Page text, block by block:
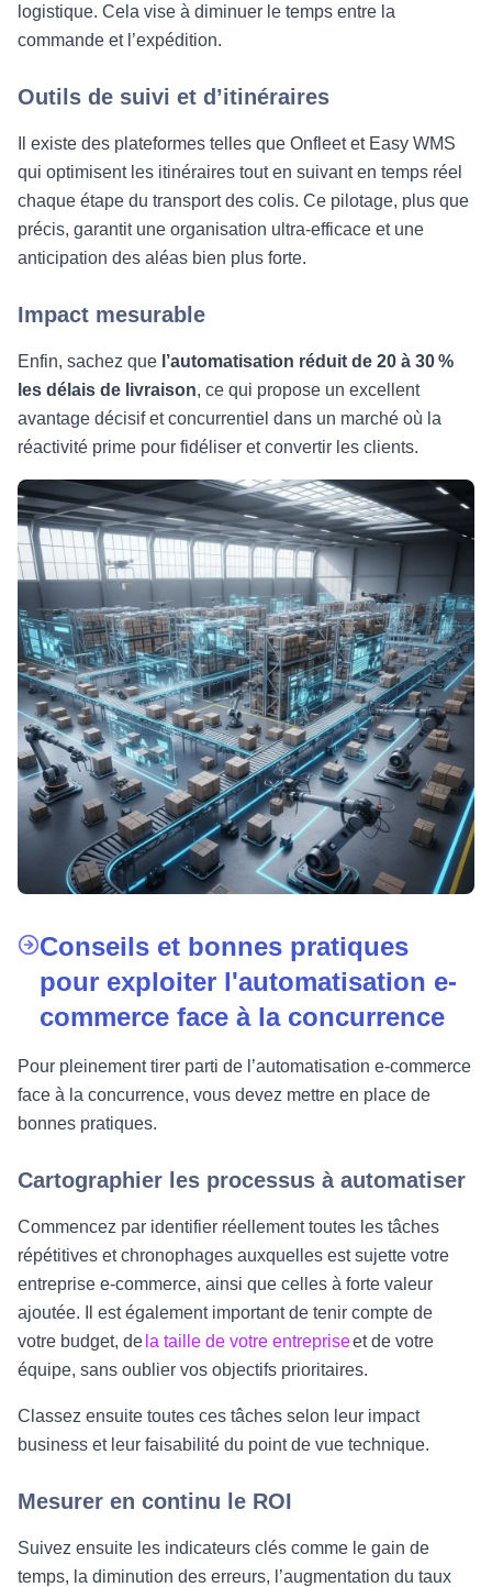
logistique. Cela vise à diminuer le temps entre la
commande et l’expédition.
Outils de suivi et d’itinéraires
Il existe des plateformes telles que Onfleet et Easy WMS
qui optimisent les itinéraires tout en suivant en temps réel
chaque étape du transport des colis. Ce pilotage, plus que
précis, garantit une organisation ultra-efficace et une
anticipation des aléas bien plus forte.
Impact mesurable
Enfin, sachez que l’automatisation réduit de 20 à 30 %
les délais de livraison, ce qui propose un excellent
avantage décisif et concurrentiel dans un marché où la
réactivité prime pour fidéliser et convertir les clients.
Conseils et bonnes pratiques
pour exploiter l'automatisation e-
commerce face à la concurrence
Pour pleinement tirer parti de l’automatisation e-commerce
face à la concurrence, vous devez mettre en place de
bonnes pratiques.
Cartographier les processus à automatiser
Commencez par identifier réellement toutes les tâches
répétitives et chronophages auxquelles est sujette votre
entreprise e-commerce, ainsi que celles à forte valeur
ajoutée. Il est également important de tenir compte de
votre budget, de la taille de votre entrepriseet de votre
équipe, sans oublier vos objectifs prioritaires.
Classez ensuite toutes ces tâches selon leur impact
business et leur faisabilité du point de vue technique.
Mesurer en continu le ROI
Suivez ensuite les indicateurs clés comme le gain de
temps, la diminution des erreurs, l’augmentation du taux